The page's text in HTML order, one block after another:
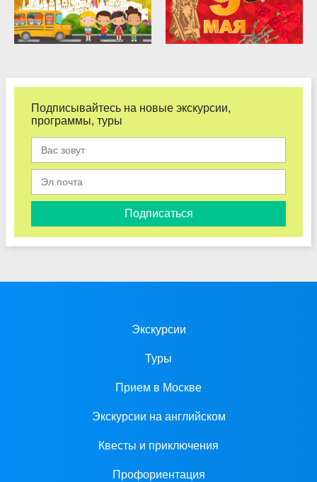
Подписывайтесь на новые экскурсии,
программы, туры
Подписаться
Экскурсии
Туры
Прием в Москве
Экскурсии на английском
Квесты и приключения
Профориентация